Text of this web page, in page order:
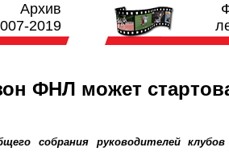
Архив
2019
ФНЛ может
собрания руководителей